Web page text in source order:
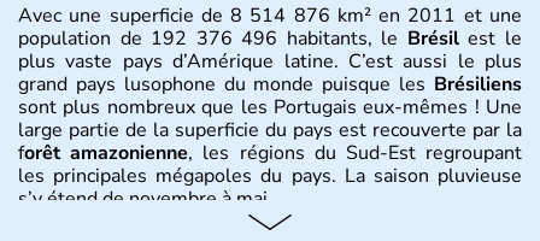
Avec une superficie de 8 514 876 km² en 2011 et une
population de 192 376 496 habitants, le Brésilest le
plus vaste pays d’Amérique latine. C’est aussi le plus
grand pays lusophone du monde puisque les Brésiliens
sont plus nombreux que les Portugais eux-mêmes ! Une
large partie de la superficie du pays est recouverte par la
forêt amazonienne, les régions du Sud-Est regroupant
les principales mégapoles du pays. La saison pluvieuse
s’y étend de novembre à mai.